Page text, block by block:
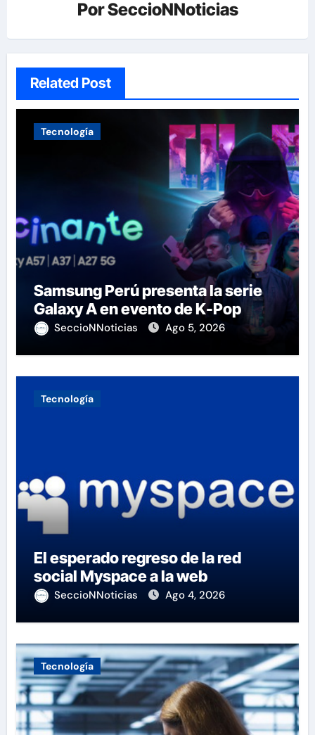
PorSeccioNNoticias
Related Post
Tecnología
Samsung Perú presenta la serie
Galaxy A en evento de K-Pop
SeccioNNoticias Ago 5, 2026
Tecnología
El esperado regreso de la red
social Myspace a la web
SeccioNNoticias Ago 4, 2026
Tecnología